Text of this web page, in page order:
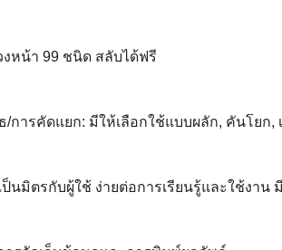
หน้า 99 ชนิด สลับได้ฟรี
/การคัดแยก: มีให้เลือกใช้แบบผลัก, คันโยก,
นมิตรกับผู้ใช้ ง่ายต่อการเรียนรู้และใช้งาน